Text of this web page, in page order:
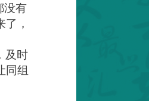
没有
，
及时
同组